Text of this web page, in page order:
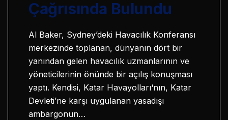
Çağrısında Bulundu
Al Baker, Sydney’deki Havacılık Konferansı
merkezinde toplanan, dünyanın dört bir
yanından gelen havacılık uzmanlarının ve
yöneticilerinin önünde bir açılış konuşması
yaptı. Kendisi, Katar Havayolları‘nın, Katar
Devleti’ne karşı uygulanan yasadışı
ambargonun…